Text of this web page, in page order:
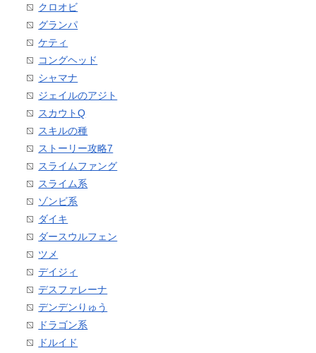
クロオビ
グランパ
ケティ
コングヘッド
シャマナ
ジェイルのアジト
スカウトQ
スキルの種
ストーリー攻略7
スライムファング
スライム系
ゾンビ系
ダイキ
ダースウルフェン
ツメ
デイジィ
デスファレーナ
デンデンりゅう
ドラゴン系
ドルイド